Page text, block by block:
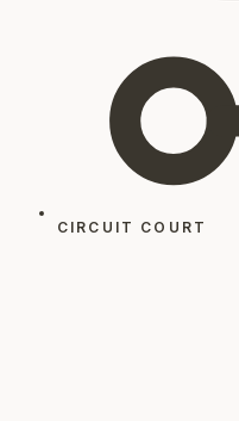
CIRCUIT COURT